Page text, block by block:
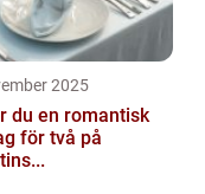
2025
du en romantisk
för två på